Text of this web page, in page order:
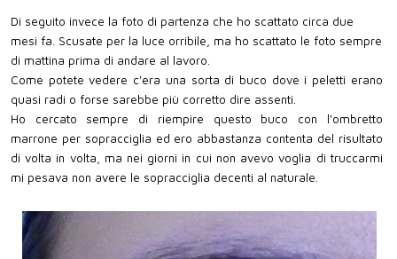
Di seguito invece la foto di partenza che ho scattato circa due
mesi fa. Scusate per la luce orribile, ma ho scattato le foto sempre
di mattina prima di andare al lavoro.
Come potete vedere c'era una sorta di buco dove i peletti erano
quasi radi o forse sarebbe più corretto dire assenti.
Ho cercato sempre di riempire questo buco con l'ombretto
marrone per sopracciglia ed ero abbastanza contenta del risultato
di volta in volta, ma nei giorni in cui non avevo voglia di truccarmi
mi pesava non avere le sopracciglia decenti al naturale.